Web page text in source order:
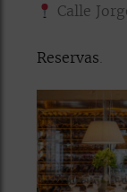
Calle
Reservas.